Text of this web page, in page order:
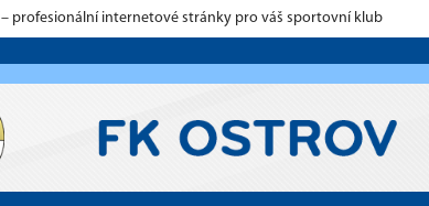
– profesionální internetové stránky pro váš sportovní klub